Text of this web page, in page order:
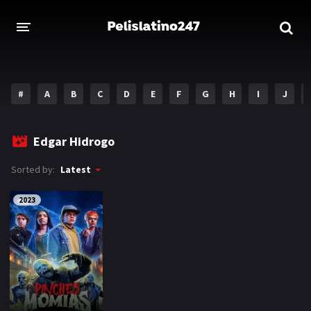
ESTRENOS 2023
Acción
Drama
DISNEY
HBO MAX
AMAZON PRIME
# A B C D E F G H I J
Edgar Hidrogo
Sorted by: Latest
2023